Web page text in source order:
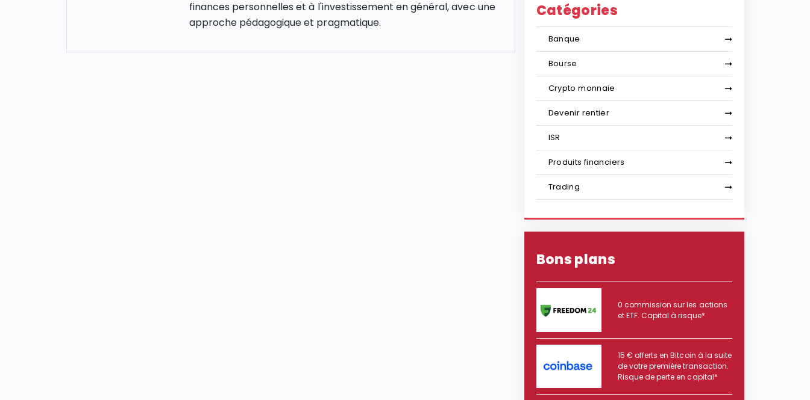
finances personnelles et à l'investissement en général, avec une
approche pédagogique et pragmatique.
Catégories
Banque
Bourse
Crypto monnaie
Devenir rentier
ISR
Produits financiers
Trading
Bons plans
0 commission sur les actions
et ETF. Capital à risque*
15 € offerts en Bitcoin à la suite
de votre première transaction.
Risque de perte en capital*